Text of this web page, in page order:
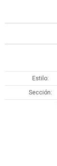
Estilo
Sección